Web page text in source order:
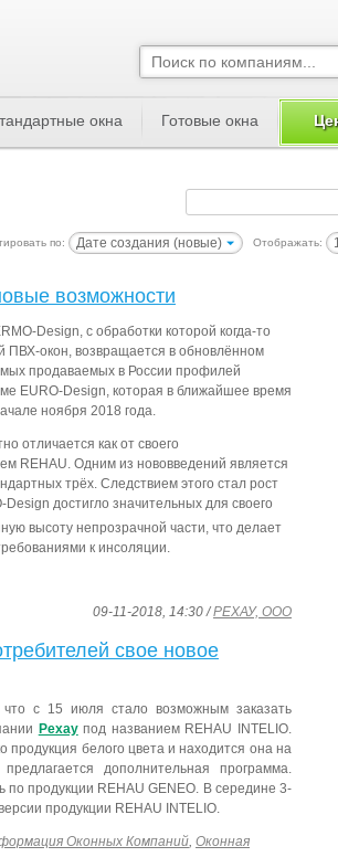
по: Дате создания (новые) Отображать:
возможности
Design, с обработки которой когда-то
ПВХ-окон, возвращается в обновлённом
продаваемых в России профилей
EURO-Design, которая в ближайшее время
ноября 2018 года.
отличается как от своего
REHAU. Одним из нововведений является
трёх. Следствием этого стал рост
Design достигло значительных для своего
высоту непрозрачной части, что делает
к инсоляции.
09-11-2018, 14:30 /РЕХАУ, ООО
свое новое
с 15 июля стало возможным заказать
Рехаупод названием REHAU INTELIO.
продукция белого цвета и находится она на
дополнительная программа.
продукции REHAU GENEO. В середине 3-
продукции REHAU INTELIO.
Оконных Компаний, Оконная
окна Готовые окна